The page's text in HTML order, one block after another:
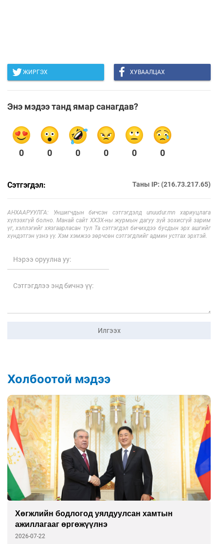
ЖИРГЭХ ХУВААЛЦАХ
Энэ мэдээ танд ямар санагдав?
0 0 0 0 0 0
Сэтгэгдэл: Таны IP: (216.73.217.65)
АНХААРУУЛГА: Уншигчдын бичсэн сэтгэгдэлд unuudur.mn хариуцлага
хүлээхгүй болно. Манай сайт ХХЗХ-ны журмын дагуу зүй зохисгүй зарим
үг, хэллэгийг хязгаарласан тул Та сэтгэгдэл бичихдээ бусдын эрх ашгийг
хүндэтгэн үзнэ үү. Хэм хэмжээ зөрчсөн сэтгэгдлийг админ устгах эрхтэй.
Илгээх
Холбоотой мэдээ
Хөгжлийн бодлогод уялдуулсан хамтын
ажиллагааг өргөжүүлнэ
2026-07-22